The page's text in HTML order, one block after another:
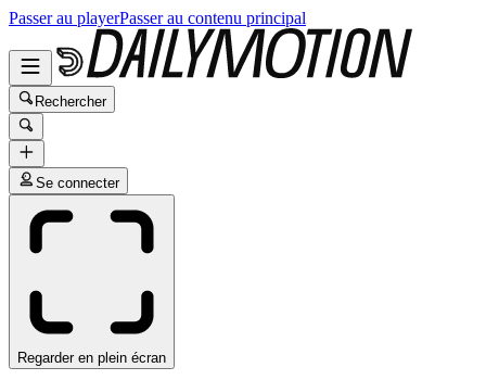
Passer au playerPasser au contenu principal
Rechercher
Se connecter
Regarder en plein écran